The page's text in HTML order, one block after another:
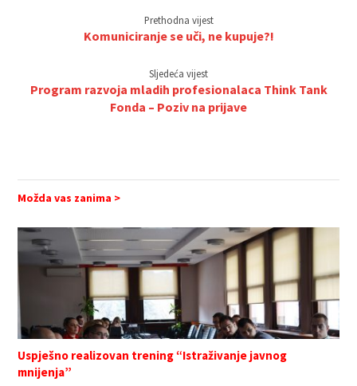
Prethodna vijest
Komuniciranje se uči, ne kupuje?!
Sljedeća vijest
Program razvoja mladih profesionalaca Think Tank
Fonda – Poziv na prijave
Možda vas zanima >
Uspješno realizovan trening “Istraživanje javnog
mnijenja”